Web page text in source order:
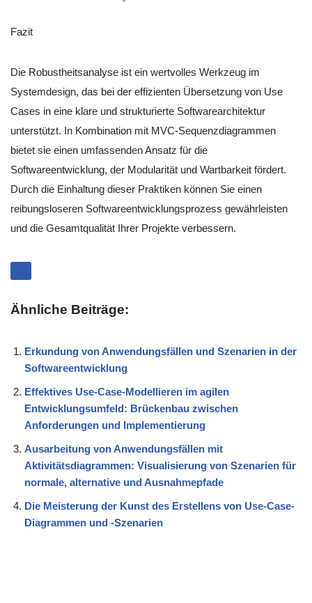
Fazit
Die Robustheitsanalyse ist ein wertvolles Werkzeug im
Systemdesign, das bei der effizienten Übersetzung von Use
Cases in eine klare und strukturierte Softwarearchitektur
unterstützt. In Kombination mit MVC-Sequenzdiagrammen
bietet sie einen umfassenden Ansatz für die
Softwareentwicklung, der Modularität und Wartbarkeit fördert.
Durch die Einhaltung dieser Praktiken können Sie einen
reibungsloseren Softwareentwicklungsprozess gewährleisten
und die Gesamtqualität Ihrer Projekte verbessern.
Ähnliche Beiträge:
Erkundung von Anwendungsfällen und Szenarien in der
Softwareentwicklung
Effektives Use-Case-Modellieren im agilen
Entwicklungsumfeld: Brückenbau zwischen
Anforderungen und Implementierung
Ausarbeitung von Anwendungsfällen mit
Aktivitätsdiagrammen: Visualisierung von Szenarien für
normale, alternative und Ausnahmepfade
Die Meisterung der Kunst des Erstellens von Use-Case-
Diagrammen und -Szenarien